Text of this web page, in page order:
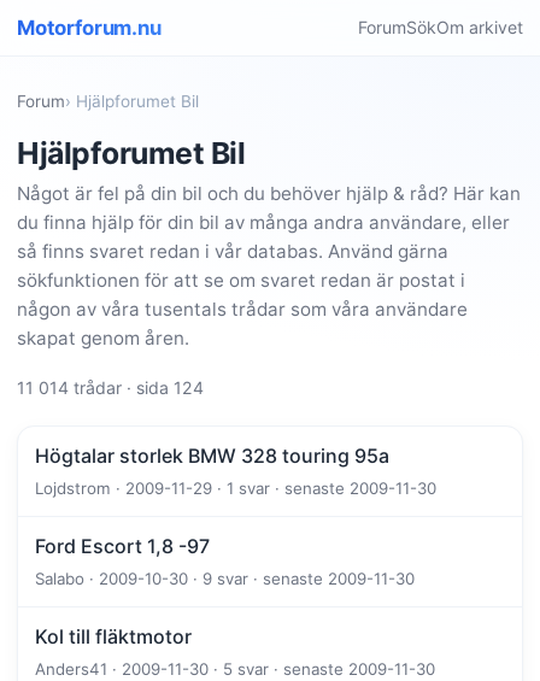
Motorforum.nu ForumSökOm arkivet
Forum› Hjälpforumet Bil
Hjälpforumet Bil
Något är fel på din bil och du behöver hjälp & råd? Här kan
du finna hjälp för din bil av många andra användare, eller
så finns svaret redan i vår databas. Använd gärna
sökfunktionen för att se om svaret redan är postat i
någon av våra tusentals trådar som våra användare
skapat genom åren.
11 014 trådar · sida 124
Högtalar storlek BMW 328 touring 95a
Lojdstrom · 2009-11-29 · 1 svar · senaste 2009-11-30
Ford Escort 1,8 -97
Salabo · 2009-10-30 · 9 svar · senaste 2009-11-30
Kol till fläktmotor
Anders41 · 2009-11-30 · 5 svar · senaste 2009-11-30